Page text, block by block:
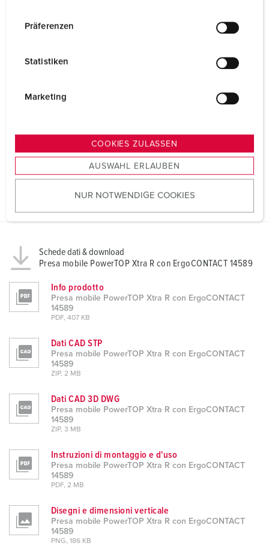
s
u
w
l
Präferenzen
Statistiken
Marketing
COOKIES ZULASSEN
AUSWAHL ERLAUBEN
NUR NOTWENDIGE COOKIES
Schede dati & download
Presa mobile PowerTOP Xtra R con ErgoCONTACT 14589
Info prodotto
Presa mobile PowerTOP Xtra R con ErgoCONTACT
14589
PDF, 407 KB
Dati CAD STP
Presa mobile PowerTOP Xtra R con ErgoCONTACT
14589
ZIP, 2 MB
Dati CAD 3D DWG
Presa mobile PowerTOP Xtra R con ErgoCONTACT
14589
ZIP, 3 MB
Instruzioni di montaggio e d'uso
Presa mobile PowerTOP Xtra R con ErgoCONTACT
14589
PDF, 2 MB
Disegni e dimensioni verticale
Presa mobile PowerTOP Xtra R con ErgoCONTACT
14589
PNG, 186 KB